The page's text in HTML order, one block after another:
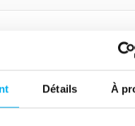
Détails À
Textile-
une crise